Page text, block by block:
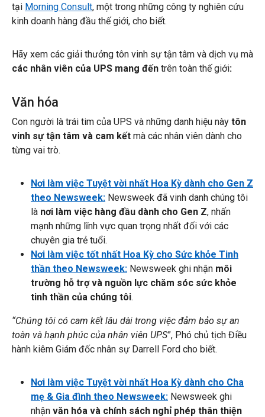
tại Morning Consult, một trong những công ty nghiên cứu
kinh doanh hàng đầu thế giới, cho biết.
Hãy xem các giải thưởng tôn vinh sự tận tâm và dịch vụ mà
các nhân viên của UPS mang đến trên toàn thế giới:
Văn hóa
Con người là trái tim của UPS và những danh hiệu này tôn
vinh sự tận tâm và cam kết mà các nhân viên dành cho
từng vai trò.
Nơi làm việc Tuyệt vời nhất Hoa Kỳ dành cho Gen Z
theo Newsweek: Newsweek đã vinh danh chúng tôi
là nơi làm việc hàng đầu dành cho Gen Z, nhấn
mạnh những lĩnh vực quan trọng nhất đối với các
chuyên gia trẻ tuổi.
Nơi làm việc tốt nhất Hoa Kỳ cho Sức khỏe Tinh
thần theo Newsweek: Newsweek ghi nhận môi
trường hỗ trợ và nguồn lực chăm sóc sức khỏe
tinh thần của chúng tôi.
“Chúng tôi có cam kết lâu dài trong việc đảm bảo sự an
toàn và hạnh phúc của nhân viên UPS”, Phó chủ tịch Điều
hành kiêm Giám đốc nhân sự Darrell Ford cho biết.
Nơi làm việc Tuyệt vời nhất Hoa Kỳ dành cho Cha
mẹ & Gia đình theo Newsweek: Newsweek ghi
nhận văn hóa và chính sách nghỉ phép thân thiện